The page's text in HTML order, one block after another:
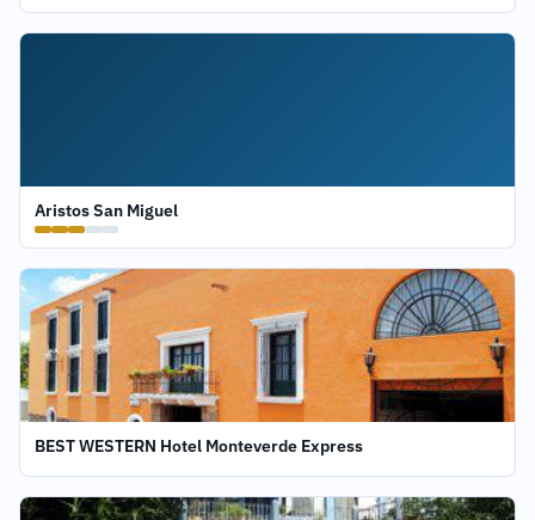
Aristos San Miguel
BEST WESTERN Hotel Monteverde Express